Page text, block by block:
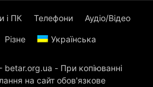
і ПК Телефони Аудіо/Відео
Різне Українська
- При копіюванні
на сайт обов'язкове